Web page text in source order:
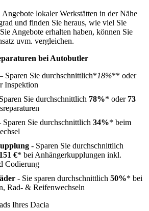
lokaler Werkstätten in der Nähe
und finden Sie heraus, wie viel Sie
Angebote erhalten haben, können Sie
uvm. vergleichen.
bei Autobutler
Sparen Sie durchschnittlich*18%** oder
Inspektion
Sie durchschnittlich 78%* oder 73
Sparen Sie durchschnittlich 34%* beim
- Sparen Sie durchschnittlich
151 €* bei Anhängerkupplungen inkl.
Codierung
- Sie sparen durchschnittlich 50%* bei
Rad- & Reifenwechseln
Ihres Dacia